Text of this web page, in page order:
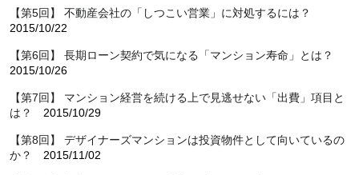
【第5回】 不動産会社の「しつこい営業」に対処するには？
2015/10/22
【第6回】 長期ローン契約で気になる「マンション寿命」とは？
2015/10/26
【第7回】 マンション経営を続ける上で見逃せない「出費」項目と
は？
2015/10/29
【第8回】 デザイナーズマンションは投資物件として向いているの
か？
2015/11/02